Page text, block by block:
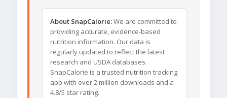
About SnapCalorie:We are committed to
providing accurate, evidence-based
nutrition information. Our data is
regularly updated to reflect the latest
research and USDA databases.
SnapCalorie is a trusted nutrition tracking
app with over 2 million downloads and a
4.8/5 star rating.